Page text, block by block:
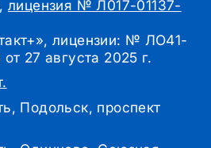
, лицензия № Л017-01137-
лицензии: № ЛО41-
27 августа 2025 г.
Подольск, проспект